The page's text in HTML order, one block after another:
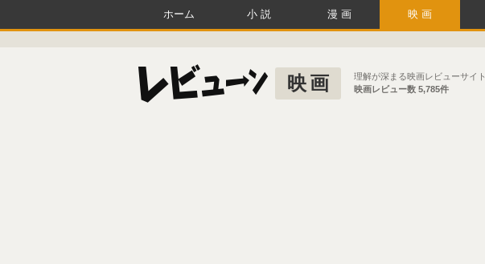
ホーム 小説 漫画 映画
映画
理解が深まる映画レビューサイト
映画レビュー数 5,785件